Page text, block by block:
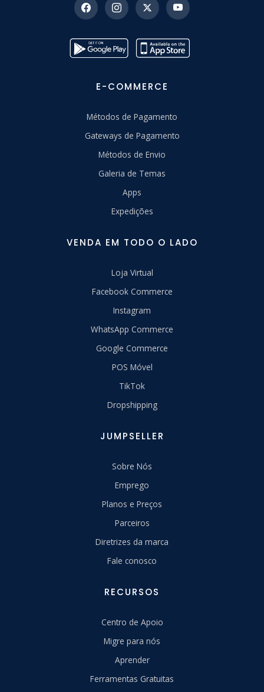
E-COMMERCE
Métodos de Pagamento
Gateways de Pagamento
Métodos de Envio
Galeria de Temas
Apps
Expedições
VENDA EM TODO O LADO
Loja Virtual
Facebook Commerce
Instagram
WhatsApp Commerce
Google Commerce
POS Móvel
TikTok
Dropshipping
JUMPSELLER
Sobre Nós
Emprego
Planos e Preços
Parceiros
Diretrizes da marca
Fale conosco
RECURSOS
Centro de Apoio
Migre para nós
Aprender
Ferramentas Gratuitas